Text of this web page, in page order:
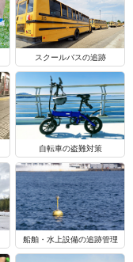
スクールバスの追跡
自転車の盗難対策
船舶・水上設備の追跡管理